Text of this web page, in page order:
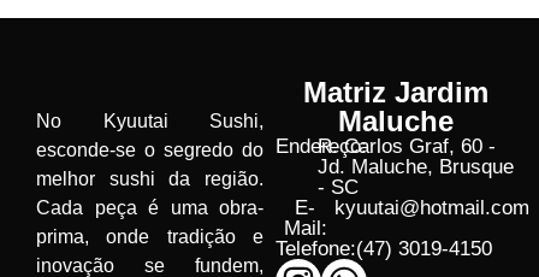
No Kyuutai Sushi,
esconde-se o segredo do
melhor sushi da região.
Cada peça é uma obra-
prima, onde tradição e
inovação se fundem,
Matriz Jardim
Maluche
Endereço:
R. Carlos Graf, 60 -
Jd. Maluche, Brusque
- SC
E-
Mail:
kyuutai@hotmail.com
Telefone:(47) 3019-4150